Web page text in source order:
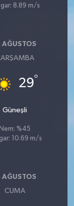
8.89 m/s
AĞUSTOS
29°
Güneşli
Nem: %45
10.69 m/s
AĞUSTOS
CUMA